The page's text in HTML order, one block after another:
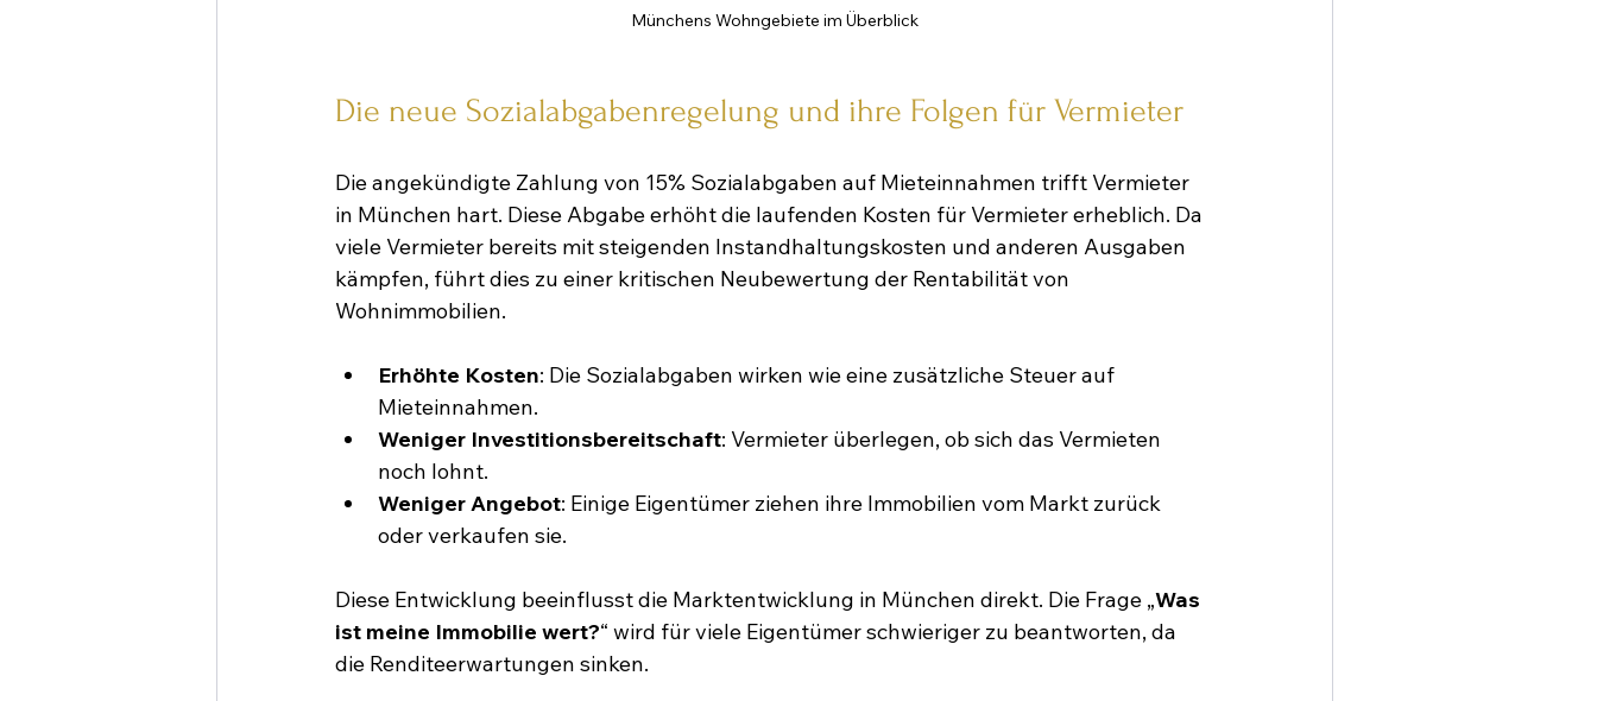
Münchens Wohngebiete im Überblick
Die neue Sozialabgabenregelung und ihre Folgen für Vermieter
Die angekündigte Zahlung von 15% Sozialabgaben auf Mieteinnahmen trifft Vermieter
in München hart. Diese Abgabe erhöht die laufenden Kosten für Vermieter erheblich. Da
viele Vermieter bereits mit steigenden Instandhaltungskosten und anderen Ausgaben
kämpfen, führt dies zu einer kritischen Neubewertung der Rentabilität von
Wohnimmobilien.
Erhöhte Kosten: Die Sozialabgaben wirken wie eine zusätzliche Steuer auf
Mieteinnahmen.
Weniger Investitionsbereitschaft: Vermieter überlegen, ob sich das Vermieten
noch lohnt.
Weniger Angebot: Einige Eigentümer ziehen ihre Immobilien vom Markt zurück
oder verkaufen sie.
Diese Entwicklung beeinflusst die Marktentwicklung in München direkt. Die Frage „Was
ist meine Immobilie wert?“ wird für viele Eigentümer schwieriger zu beantworten, da
die Renditeerwartungen sinken.